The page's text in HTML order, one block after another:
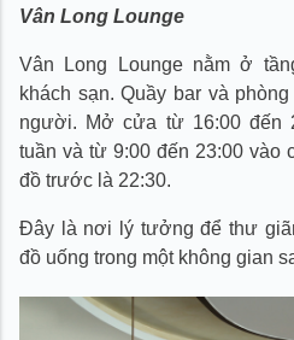
Vân Long Lounge
Vân Long Lounge nằm ở
khách sạn. Quầy bar và
người. Mở cửa từ 16:00 đến
tuần và từ 9:00 đến 23:00 vào
đồ trước là 22:30.
Đây là nơi lý tưởng để thư
đồ uống trong một không gian